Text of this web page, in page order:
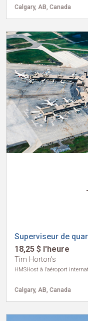
Calgary, AB, Canada
Superviseur de
18,25 $ l'heure
Tim Horton’s
HMSHost à l’aéroport
Calgary, AB, Canada